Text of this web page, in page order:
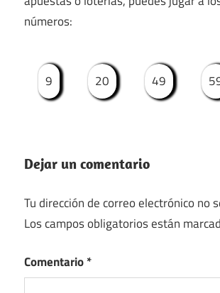
números:
9 20 49
Dejar un comentario
Tu dirección de correo electrónico no
Los campos obligatorios están
Comentario*